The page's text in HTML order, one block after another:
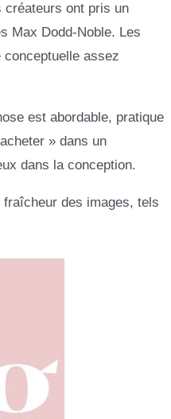
créateurs ont pris un
Max Dodd-Noble. Les
conceptuelle assez
est abordable, pratique
» dans un
dans la conception.
des images, tels